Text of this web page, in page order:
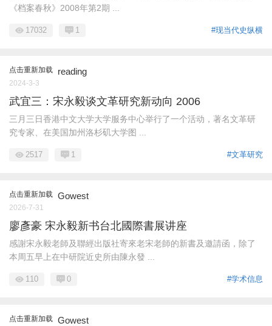
《档案春秋》2008年第2期 ...
#现当代史纵横
17032 1
点击重新加载 reading
2024-3-3
武宜三：宋永毅谈文革研究新动向 2006
三月三日香港中文大学大学服务中心举行了一个活动，著名文革研
究专家、在美国加州洛杉矶大学图 ...
#文革研究
2517 1
点击重新加载 Gowest
2026-7-31
廖彥豪 宋永毅新书台北國際書展讲座
感謝宋永毅老師及聯經出版社寄來老宋老師的新書及邀請函，除了
本周五早上在中研院近史所由陳永發 ...
#学术信息
110 0
点击重新加载 Gowest